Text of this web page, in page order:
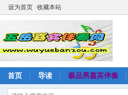
设为首页 收藏本站
首页 导读 极品男嘉宾伴奏